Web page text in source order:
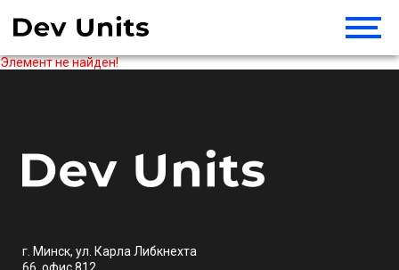
Элемент не найден!
г. Минск, ул. Карла Либкнехта